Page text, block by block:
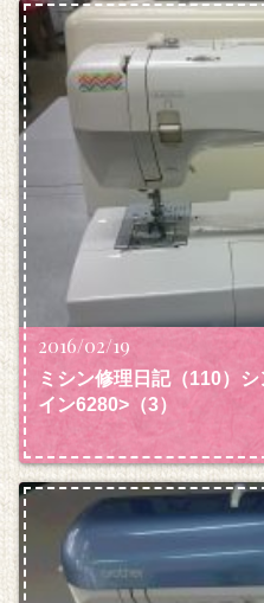
2016/02/19
ミシン修理日記（110）
イン6280>（3）